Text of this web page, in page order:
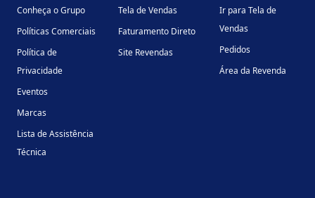
Conheça o Grupo
Políticas Comerciais
Política de
Privacidade
Eventos
Marcas
Lista de Assistência
Técnica
Tela de Vendas
Faturamento Direto
Site Revendas
Ir para Tela de
Vendas
Pedidos
Área da Revenda